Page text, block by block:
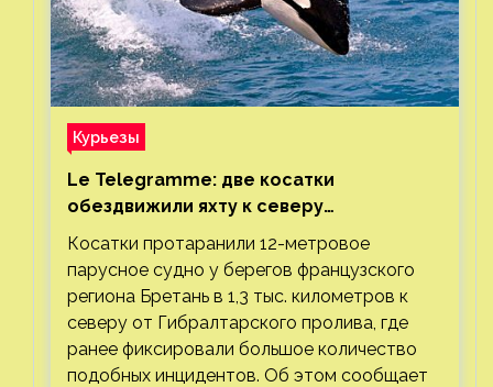
Курьезы
Le Telegramme: две косатки
обездвижили яхту к северу
от Гибралтарского пролива
Косатки протаранили 12-метровое
парусное судно у берегов французского
региона Бретань в 1,3 тыс. километров к
северу от Гибралтарского пролива, где
ранее фиксировали большое количество
подобных инцидентов. Об этом сообщает